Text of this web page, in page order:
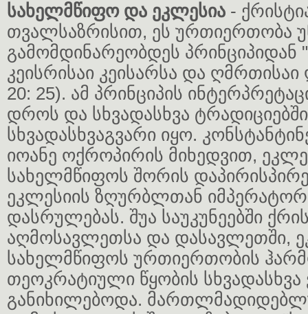
სახელმწიფო და ეკლესია -
თვალსაზრისით, ეს ურთიერთობა
გამომდინარეობდეს პრინციპიდან
კეისრისაი კეისარსა და
20: 25). ამ პრინციპის
დროს და სხვადასხვა ტრადიციებში
სხვადასხვაგვარი იყო.
იოანე ოქროპირის მიხედვით,
სახელმწიფოს შორის
ეკლესიის ზღურბლთან
დასრულებას. შუა საუკუნეებში
აღმოსავლეთსა და დასავლეთში,
სახელმწიფოს ურთიერთობის
თეოკრატიული წყობის სხვადასხვა
განიხილებოდა.